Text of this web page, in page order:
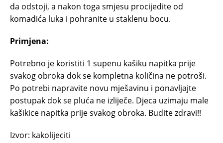
da odstoji, a nakon toga smjesu procijedite od
komadića luka i pohranite u staklenu bocu.
Primjena:
Potrebno je koristiti 1 supenu kašiku napitka prije
svakog obroka dok se kompletna količina ne potroši.
Po potrebi napravite novu mješavinu i ponavljajte
postupak dok se pluća ne izliječe. Djeca uzimaju male
kašikice napitka prije svakog obroka. Budite zdravi!!
Izvor: kakolijeciti